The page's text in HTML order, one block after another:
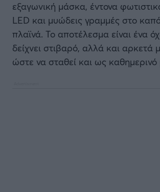
εξαγωνική μάσκα, έντονα
LED και μυώδεις γραμμές στο
πλαϊνά. Το αποτέλεσμα είναι ένα
δείχνει στιβαρό, αλλά και αρκετά
ώστε να σταθεί και ως καθημερινό